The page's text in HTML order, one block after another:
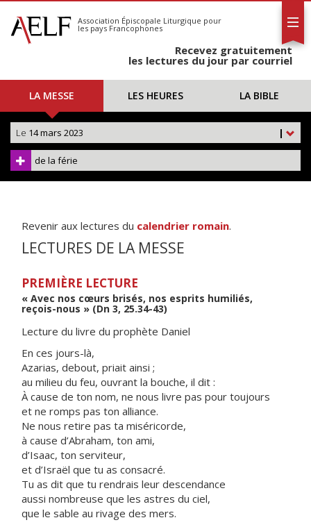
S'abonner
Calendrier
Association Épiscopale Liturgique pour
les pays Francophones
Recevez gratuitement
les lectures du jour par courriel
LA MESSE LES HEURES LA BIBLE
|
Le 14 mars 2023
de la férie
Revenir aux lectures du calendrier romain.
LECTURES DE LA MESSE
PREMIÈRE LECTURE
« Avec nos cœurs brisés, nos esprits humiliés,
reçois-nous » (Dn 3, 25.34-43)
Lecture du livre du prophète Daniel
En ces jours-là,
Azarias, debout, priait ainsi ;
au milieu du feu, ouvrant la bouche, il dit :
À cause de ton nom, ne nous livre pas pour toujours
et ne romps pas ton alliance.
Ne nous retire pas ta miséricorde,
à cause d’Abraham, ton ami,
d’Isaac, ton serviteur,
et d’Israël que tu as consacré.
Tu as dit que tu rendrais leur descendance
aussi nombreuse que les astres du ciel,
que le sable au rivage des mers.